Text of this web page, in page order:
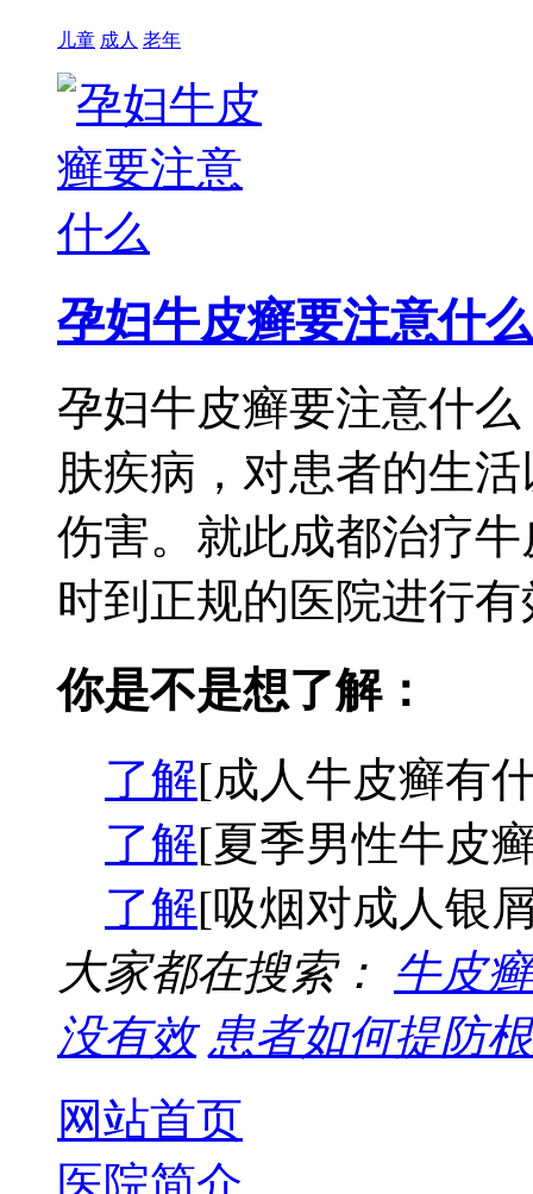
儿童 成人 老年
孕妇牛皮癣要注意什么
孕妇牛皮癣要注意什
肤疾病，对患者的生
伤害。就此成都治疗
时到正规的医院进行
你是不是想了解：
了解[成人牛皮癣有
了解[夏季男性牛皮
了解[吸烟对成人银
大家都在搜索： 牛皮
没有效 患者如何提防
网站首页